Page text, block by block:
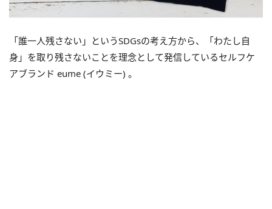
「誰一人残さない」というSDGsの考え方から、「わたし自
身」 を取り残さないことを理念として発信しているセルフケ
アブランド eume (イウミー) 。